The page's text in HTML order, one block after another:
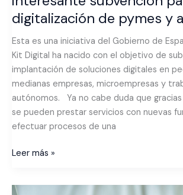
digitalización de pymes y
Esta es una iniciativa del Gobierno de
Kit Digital ha nacido con el objetivo de
implantación de soluciones digitales en
medianas empresas, microempresas y
autónomos. Ya no cabe duda que
se pueden prestar servicios con nuevas
efectuar procesos de una
autónomos
Leer más »
AHORA